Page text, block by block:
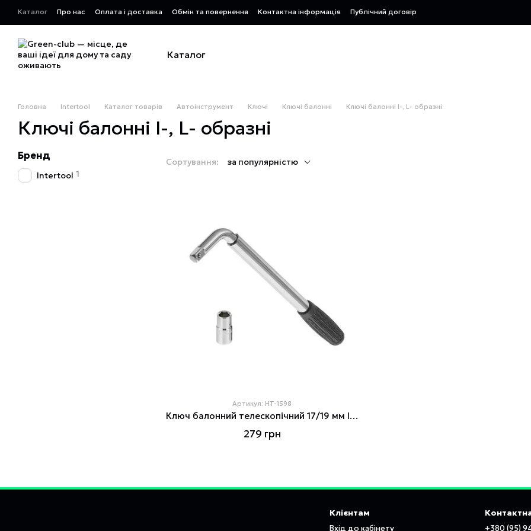
Перейти до основного контенту
Каталог Про нас Оплата і доставка Обмін та повернення Контактна інформація Публічний договір
Каталог
Головна Intertool Каталог товарів Автоінструмент Ключі Ключі балонні Ключі балонні I-, L- образні
Ключі балонні I-, L- образні
Сортування: за популярністю
Артикул: HT-1598
Ключ балонний телескопічний 17/19 мм INTERTOOL HT-1598
279 грн
Бренд
Intertool 1
Клієнтам
Вхід до кабінету +380 (95)